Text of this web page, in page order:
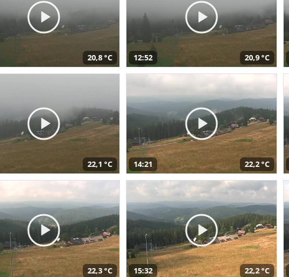
20,8 °C 12:52 20,9 °C
22,1 °C 14:21 22,2 °C
22,3 °C 15:32 22,2 °C